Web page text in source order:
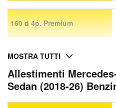
160 d 4p. Premium
MOSTRA TUTTI
Allestimenti
Sedan (2018-26)